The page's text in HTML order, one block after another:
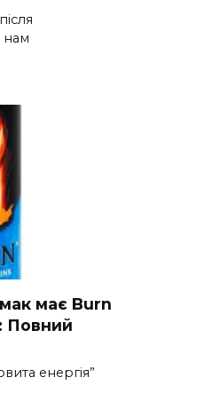
нам
має Burn
Повний
енергія”